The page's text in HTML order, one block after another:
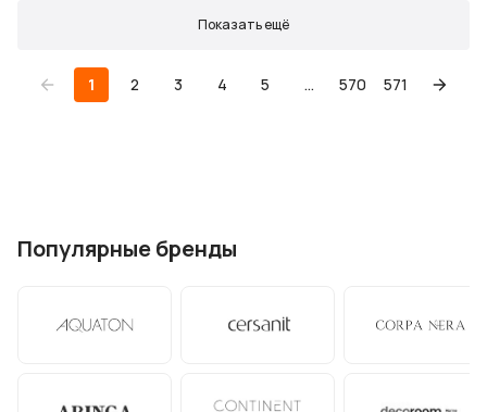
Показать ещё
1 2 3 4 5 ... 570 571
Популярные бренды